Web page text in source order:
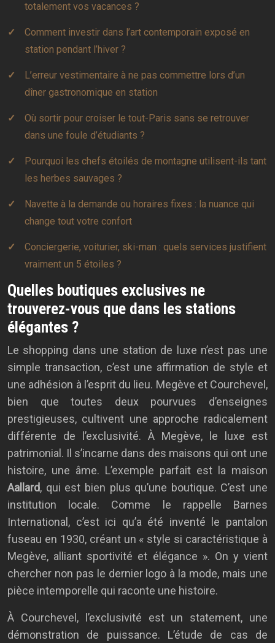
totalement vos vacances ?
Comment investir dans l’art contemporain exposé en
station pendant l’hiver ?
L’erreur vestimentaire à ne pas commettre lors d’un
dîner gastronomique en station
Où sortir pour croiser le tout-Paris sans se retrouver
dans une foule d’étudiants ?
Pourquoi les chefs étoilés de montagne utilisent-ils tant
les herbes sauvages ?
Navette à la demande ou horaires fixes : la nuance qui
change tout votre confort
Conciergerie, voiturier, ski-man : quels services justifient
vraiment un 5 étoiles ?
Quelles boutiques exclusives ne
trouverez-vous que dans les stations
élégantes ?
Le shopping dans une station de luxe n’est pas une
simple transaction, c’est une affirmation de style et
une adhésion à l’esprit du lieu. Megève et Courchevel,
bien que toutes deux pourvues d’enseignes
prestigieuses, cultivent une approche radicalement
différente de l’exclusivité. À Megève, le luxe est
patrimonial. Il s’incarne dans des maisons qui ont une
histoire, une âme. L’exemple parfait est la maison
Aallard, qui est bien plus qu’une boutique. C’est une
institution locale. Comme le rappelle Barnes
International, c’est ici qu’a été inventé le pantalon
fuseau en 1930, créant un « style si caractéristique à
Megève, alliant sportivité et élégance ». On y vient
chercher non pas le dernier logo à la mode, mais une
pièce intemporelle qui raconte une histoire.
À Courchevel, l’exclusivité est un statement, une
démonstration de puissance. L’étude de cas de